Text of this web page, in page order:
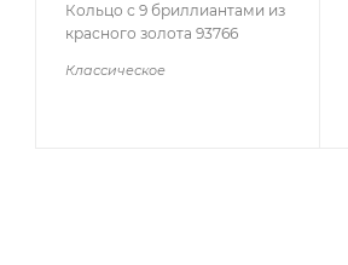
Кольцо с 9 бриллиантами из
красного золота 93766
Классическое